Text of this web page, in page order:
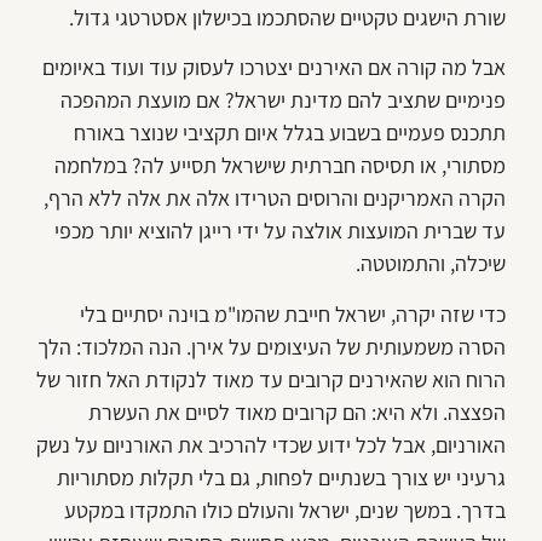
שורת הישגים טקטיים שהסתכמו בכישלון אסטרטגי גדול.
אבל מה קורה אם האירנים יצטרכו לעסוק עוד ועוד באיומים
פנימיים שתציב להם מדינת ישראל? אם מועצת המהפכה
תתכנס פעמיים בשבוע בגלל איום תקציבי שנוצר באורח
מסתורי, או תסיסה חברתית שישראל תסייע לה? במלחמה
הקרה האמריקנים והרוסים הטרידו אלה את אלה ללא הרף,
עד שברית המועצות אולצה על ידי רייגן להוציא יותר מכפי
שיכלה, והתמוטטה.
כדי שזה יקרה, ישראל חייבת שהמו"מ בוינה יסתיים בלי
הסרה משמעותית של העיצומים על אירן. הנה המלכוד: הלך
הרוח הוא שהאירנים קרובים עד מאוד לנקודת האל חזור של
הפצצה. ולא היא: הם קרובים מאוד לסיים את העשרת
האורניום, אבל לכל ידוע שכדי להרכיב את האורניום על נשק
גרעיני יש צורך בשנתיים לפחות, גם בלי תקלות מסתוריות
בדרך. במשך שנים, ישראל והעולם כולו התמקדו במקטע